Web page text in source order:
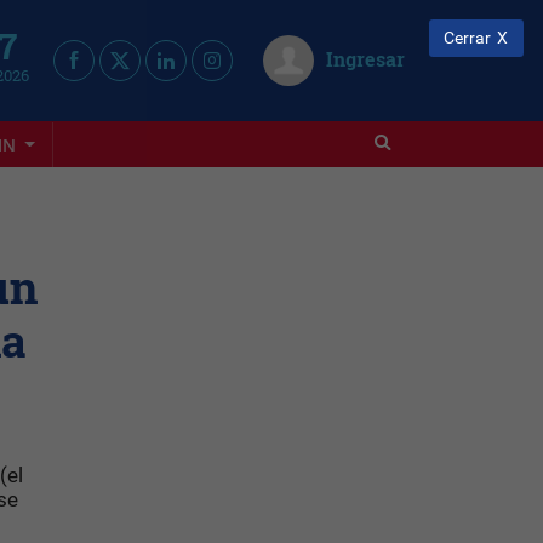
Ingresar
Cerrar